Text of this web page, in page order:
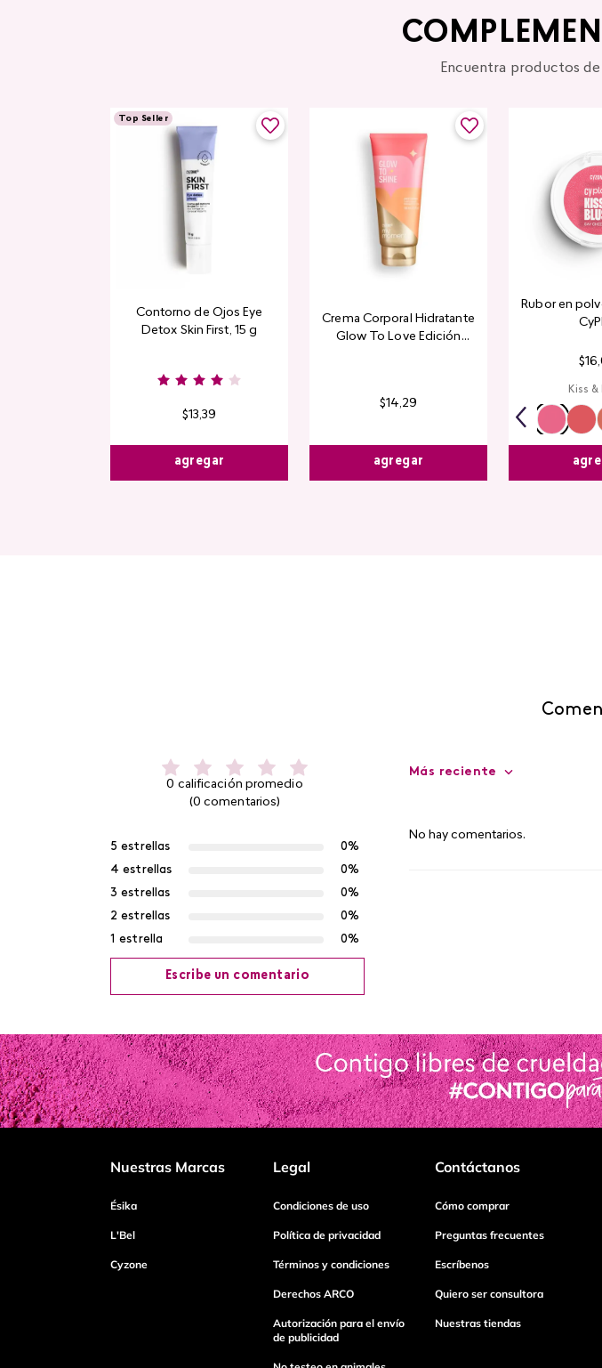
Encuentra productos
Top Seller
Contorno de Ojos Eye
Detox Skin First, 15 g
$13,39
agregar
Crema Corporal Hidratante
Glow To Love Edición
$14,29
agregar
Rubor en
$16,
Kiss &
0 calificación promedio
(0 comentarios)
5 estrellas
0%
4 estrellas
0%
3 estrellas
0%
2 estrellas
0%
1 estrella
0%
Escribe un comentario
Agregar comentario
Título
Tu nombre
Dirección de email
Más reciente
No hay comentarios.
Nuestras Marcas
Ésika
L'Bel
Cyzone
Legal
Condiciones de uso
Política de privacidad
Términos y condiciones
Derechos ARCO
Autorización para el envío
de publicidad
Contáctanos
Cómo comprar
Preguntas frecuentes
Escríbenos
Quiero ser consultora
Nuestras tiendas